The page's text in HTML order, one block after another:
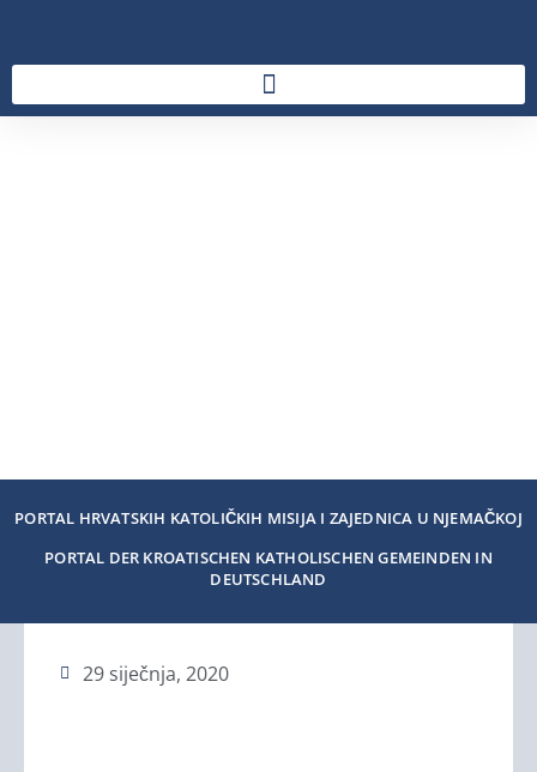
PORTAL HRVATSKIH KATOLIČKIH MISIJA I ZAJEDNICA U NJEMAČKOJ
PORTAL DER KROATISCHEN KATHOLISCHEN GEMEINDEN IN
DEUTSCHLAND
29 siječnja, 2020